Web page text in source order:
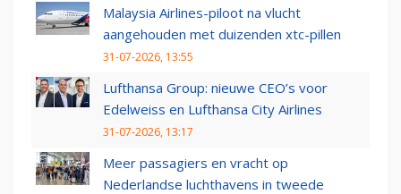
Malaysia Airlines-piloot na vlucht
aangehouden met duizenden xtc-pillen
31-07-2026, 13:55
Lufthansa Group: nieuwe CEO’s voor
Edelweiss en Lufthansa City Airlines
31-07-2026, 13:17
Meer passagiers en vracht op
Nederlandse luchthavens in tweede